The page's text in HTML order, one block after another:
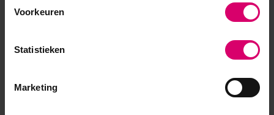
Voorkeuren
Statistieken
Marketing